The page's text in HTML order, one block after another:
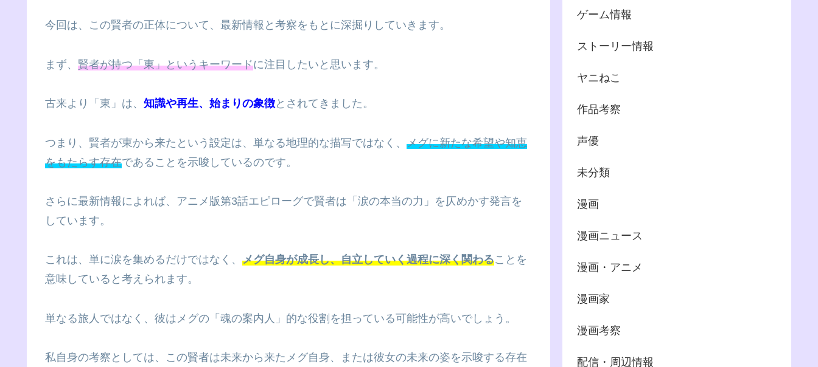
今回は、この賢者の正体について、最新情報と考察をもとに深掘りしていきます。
まず、 賢者が持つ「東」というキーワードに注目したいと思います。
古来より「東」は、 知識や再生、始まりの象徴とされてきました。
つまり、賢者が東から来たという設定は、単なる地理的な描写ではなく、 メグに新たな希望や知恵
をもたらす存在であることを示唆しているのです。
さらに最新情報によれば、アニメ版第3話エピローグで賢者は「涙の本当の力」を仄めかす発言を
しています。
これは、単に涙を集めるだけではなく、 メグ自身が成長し、自立していく過程に深く関わることを
意味していると考えられます。
単なる旅人ではなく、彼はメグの「魂の案内人」的な役割を担っている可能性が高いでしょう。
私自身の考察としては、この賢者は未来から来たメグ自身、または彼女の未来の姿を示唆する存在
ゲーム情報
ストーリー情報
ヤニねこ
作品考察
声優
未分類
漫画
漫画ニュース
漫画・アニメ
漫画家
漫画考察
配信・周辺情報